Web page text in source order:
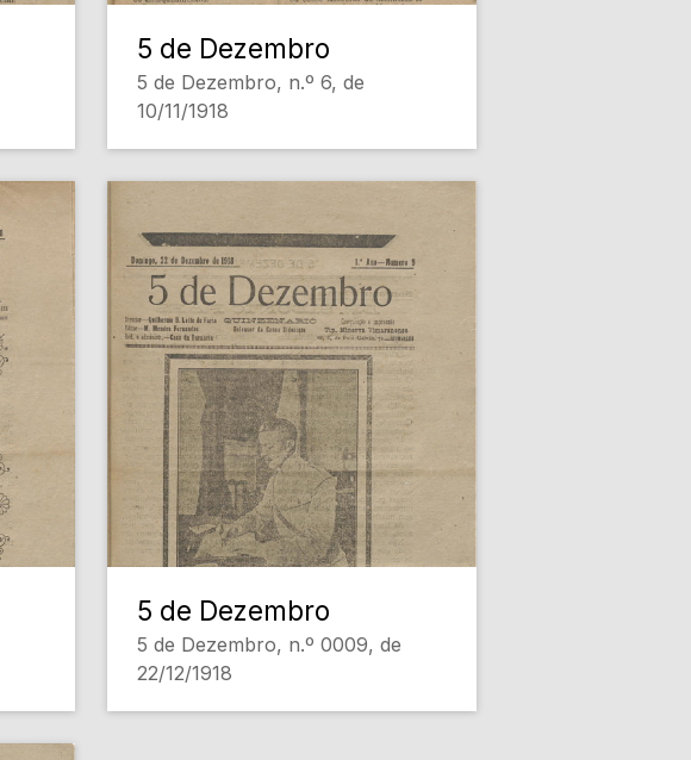
5 de Dezembro
5 de Dezembro, n.º 6, de
10/11/1918
5 de Dezembro
5 de Dezembro, n.º 0009, de
22/12/1918